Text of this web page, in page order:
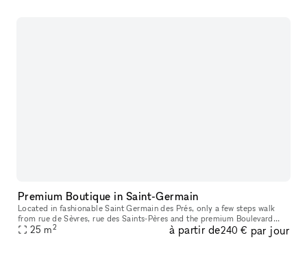
Premium Boutique in Saint-Germain
Located in fashionable Saint Germain des Prés, only a few steps walk
from rue de Sèvres, rue des Saints-Pères and the premium Boulevard
Saint-Germain, this boutique has the advantage of benefiting an
25 m2 à partir de240 € par jour